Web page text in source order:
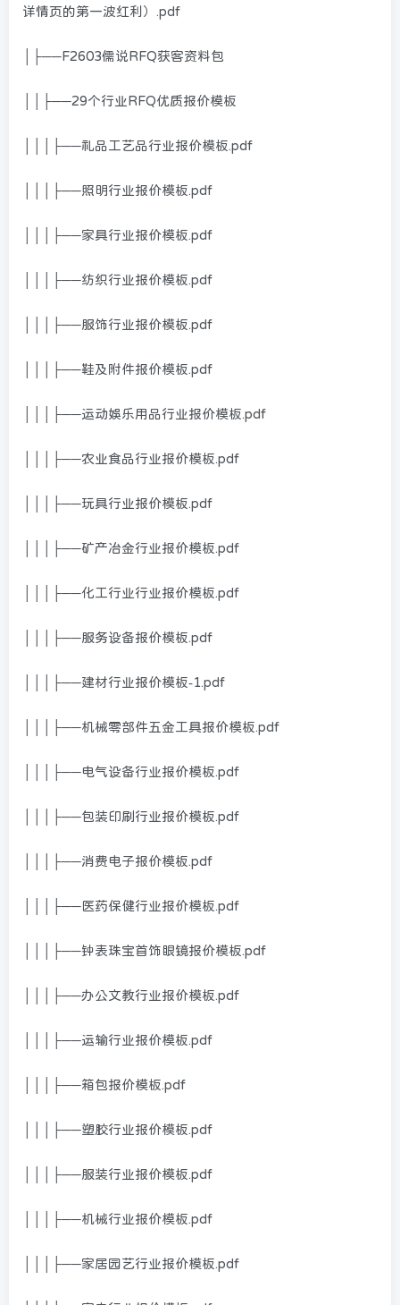
详情页的第一波红利）.pdf
│├──F2603儒说RFQ获客资料包
││├──29个行业RFQ优质报价模板
│││├──礼品工艺品行业报价模板.pdf
│││├──照明行业报价模板.pdf
│││├──家具行业报价模板.pdf
│││├──纺织行业报价模板.pdf
│││├──服饰行业报价模板.pdf
│││├──鞋及附件报价模板.pdf
│││├──运动娱乐用品行业报价模板.pdf
│││├──农业食品行业报价模板.pdf
│││├──玩具行业报价模板.pdf
│││├──矿产冶金行业报价模板.pdf
│││├──化工行业行业报价模板.pdf
│││├──服务设备报价模板.pdf
│││├──建材行业报价模板-1.pdf
│││├──机械零部件五金工具报价模板.pdf
│││├──电气设备行业报价模板.pdf
│││├──包装印刷行业报价模板.pdf
│││├──消费电子报价模板.pdf
│││├──医药保健行业报价模板.pdf
│││├──钟表珠宝首饰眼镜报价模板.pdf
│││├──办公文教行业报价模板.pdf
│││├──运输行业报价模板.pdf
│││├──箱包报价模板.pdf
│││├──塑胶行业报价模板.pdf
│││├──服装行业报价模板.pdf
│││├──机械行业报价模板.pdf
│││├──家居园艺行业报价模板.pdf